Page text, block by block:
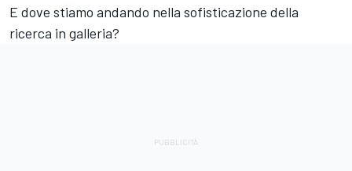
E dove stiamo andando nella sofisticazione della
ricerca in galleria?